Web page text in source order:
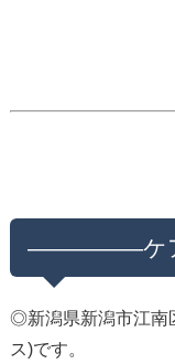
—————ケア
◎新潟県新潟市江南
ス)です。